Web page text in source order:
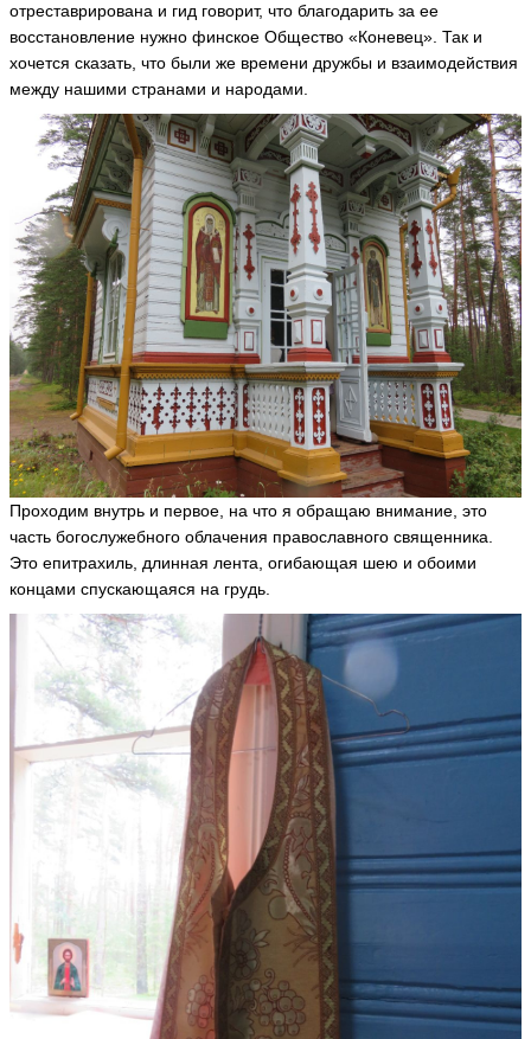
отреставрирована и гид говорит, что благодарить за ее
восстановление нужно финское Общество «Коневец». Так и
хочется сказать, что были же времени дружбы и взаимодействия
между нашими странами и народами.
Проходим внутрь и первое, на что я обращаю внимание, это
часть богослужебного облачения православного священника.
Это епитрахиль, длинная лента, огибающая шею и обоими
концами спускающаяся на грудь.